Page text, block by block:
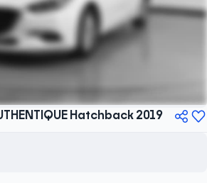
Hatchback 2019